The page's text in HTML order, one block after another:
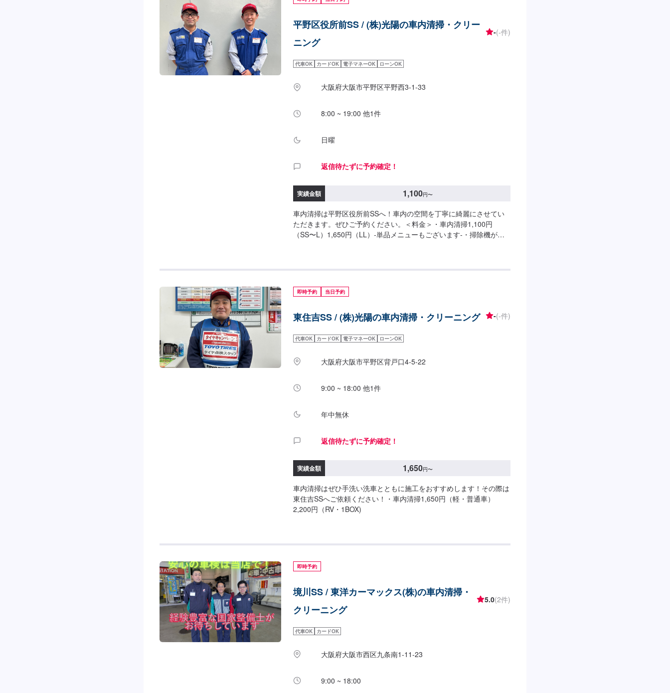
平野区役所前SS / (株)光陽の車内清掃・クリー
ニング
-(-件)
代車OK カードOK 電子マネーOK ローンOK
大阪府大阪市平野区平野西3-1-33
8:00 ~ 19:00 他1件
日曜
返信待たずに予約確定！
実績金額 1,100円〜
車内清掃は平野区役所前SSへ！車内の空間を丁寧に綺麗にさせてい
ただきます。ぜひご予約ください。＜料金＞・車内清掃1,100円
（SS〜L）1,650円（LL）-単品メニューもございます-・掃除機がけ
即時予約 当日予約
東住吉SS / (株)光陽の車内清掃・クリーニング -(-件)
代車OK カードOK 電子マネーOK ローンOK
大阪府大阪市平野区背戸口4-5-22
9:00 ~ 18:00 他1件
年中無休
返信待たずに予約確定！
実績金額 1,650円〜
車内清掃はぜひ手洗い洗車とともに施工をおすすめします！その際は
東住吉SSへご依頼ください！・車内清掃1,650円（軽・普通車）
2,200円（RV・1BOX)
即時予約
境川SS / 東洋カーマックス(株)の車内清掃・
クリーニング
5.0(2件)
代車OK カードOK
大阪府大阪市西区九条南1-11-23
9:00 ~ 18:00